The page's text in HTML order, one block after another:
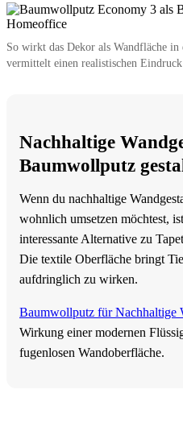
So wirkt das Dekor als Wandfläche
vermittelt einen realistischen
Nachhaltige
Baumwollputz
Wenn du nachhaltige
wohnlich umsetzen möchtest,
interessante Alternative zu
Die textile Oberfläche bringt
aufdringlich zu wirken.
Baumwollputz für Nachhaltige
Wirkung einer modernen
fugenlosen Wandoberfläche.